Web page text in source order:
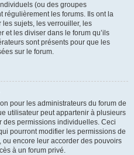
(ou des groupes
régulièrement les forums. Ils ont la
sujets, les verrouiller, les
et les diviser dans le forum qu’ils
sont présents pour que les
sur le forum.
pour les administrateurs du forum de
utilisateur peut appartenir à plusieurs
permissions individuelles. Ceci
pourront modifier les permissions de
encore leur accorder des pouvoirs
à un forum privé.